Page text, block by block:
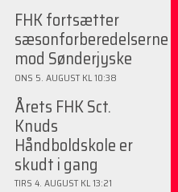
FHK fortsætter
sæsonforberedelserne
mod Sønderjyske
ONS 5. AUGUST KL 10:38
Årets FHK Sct.
Knuds
Håndboldskole er
skudt i gang
TIRS 4. AUGUST KL 13:21